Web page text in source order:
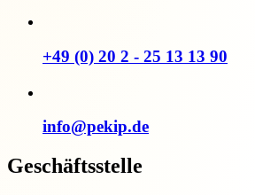
+49 (0) 20 2 - 25 13 13 90
info@pekip.de
Geschäftsstelle